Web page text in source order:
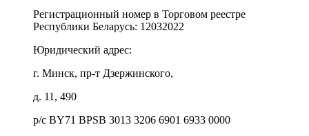
Регистрационный номер в Торговом реестре
Республики Беларусь: 12032022
Юридический адрес:
г. Минск, пр-т Дзержинского,
д. 11, 490
р/с BY71 BPSB 3013 3206 6901 6933 0000